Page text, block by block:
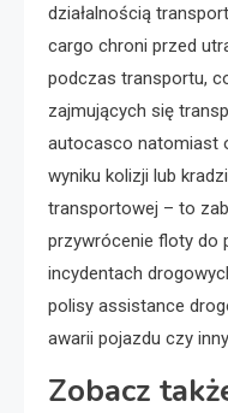
działalnością
cargo chroni przed
podczas transportu,
zajmujących się
autocasco natomiast
wyniku kolizji lub
transportowej – to
przywrócenie floty do
incydentach
polisy assistance
awarii pojazdu czy
Zobacz